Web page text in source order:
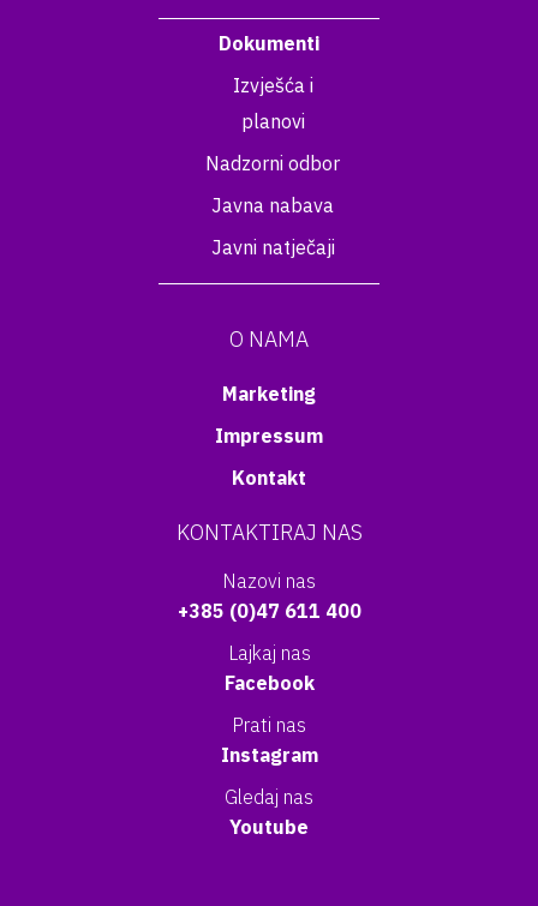
Dokumenti
Izvješća i
planovi
Nadzorni odbor
Javna nabava
Javni natječaji
O NAMA
Marketing
Impressum
Kontakt
KONTAKTIRAJ NAS
Nazovi nas
+385 (0)47 611 400
Lajkaj nas
Facebook
Prati nas
Instagram
Gledaj nas
Youtube